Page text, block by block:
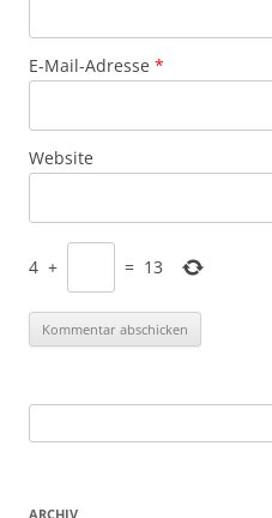
E-Mail-Adresse *
Website
4 + = 13
nach:
ARCHIV